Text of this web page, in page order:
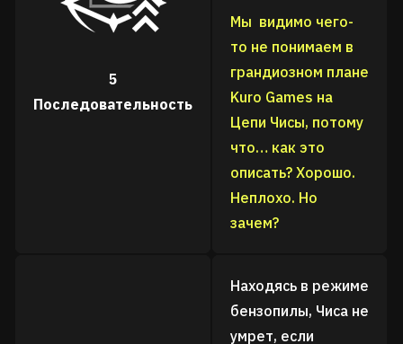
5
Последовательность
Мы видимо чего-
то не понимаем в
грандиозном плане
Kuro Games на
Цепи Чисы, потому
что… как это
описать? Хорошо.
Неплохо. Но
зачем?
Находясь в режиме
бензопилы, Чиса не
умрет, если